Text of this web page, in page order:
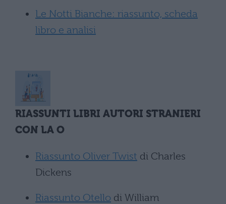
Le Notti Bianche: riassunto, scheda
libro e analisi
RIASSUNTI LIBRI AUTORI STRANIERI
CON LA O
Riassunto Oliver Twist di Charles
Dickens
Riassunto Otello di William